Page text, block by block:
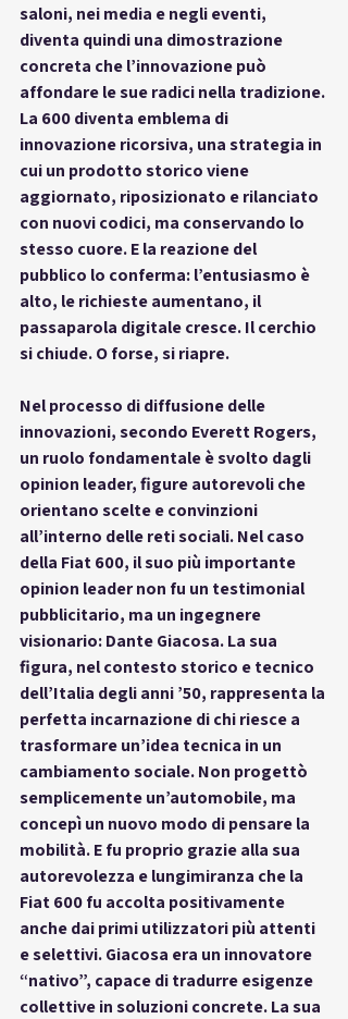
saloni, nei media e negli eventi,
diventa quindi una dimostrazione
concreta che l’innovazione può
affondare le sue radici nella tradizione.
La 600 diventa emblema di
innovazione ricorsiva, una strategia in
cui un prodotto storico viene
aggiornato, riposizionato e rilanciato
con nuovi codici, ma conservando lo
stesso cuore. E la reazione del
pubblico lo conferma: l’entusiasmo è
alto, le richieste aumentano, il
passaparola digitale cresce. Il cerchio
si chiude. O forse, si riapre.
Nel processo di diffusione delle
innovazioni, secondo Everett Rogers,
un ruolo fondamentale è svolto dagli
opinion leader, figure autorevoli che
orientano scelte e convinzioni
all’interno delle reti sociali. Nel caso
della Fiat 600, il suo più importante
opinion leader non fu un testimonial
pubblicitario, ma un ingegnere
visionario: Dante Giacosa. La sua
figura, nel contesto storico e tecnico
dell’Italia degli anni ’50, rappresenta la
perfetta incarnazione di chi riesce a
trasformare un’idea tecnica in un
cambiamento sociale. Non progettò
semplicemente un’automobile, ma
concepì un nuovo modo di pensare la
mobilità. E fu proprio grazie alla sua
autorevolezza e lungimiranza che la
Fiat 600 fu accolta positivamente
anche dai primi utilizzatori più attenti
e selettivi. Giacosa era un innovatore
“nativo”, capace di tradurre esigenze
collettive in soluzioni concrete. La sua